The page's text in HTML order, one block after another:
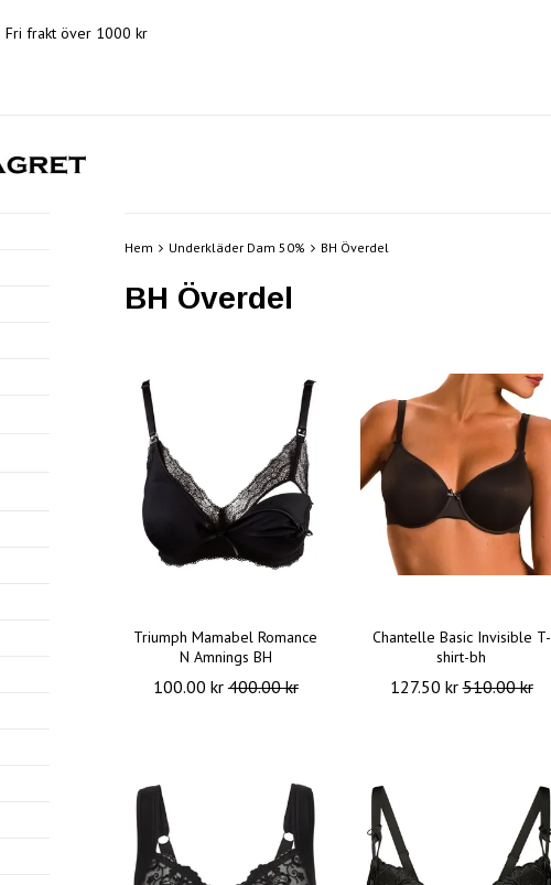
Fri frakt över 1000 kr
Hem Underkläder Dam 50% BH Överdel
BH Överdel
Triumph Mamabel Romance
N Amnings BH
100.00 kr400.00 kr
Chantelle Basic Invisible T-
shirt-bh
127.50 kr510.00 kr